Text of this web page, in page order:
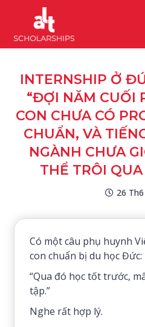
INTERNSHIP Ở
“ĐỢI NĂM CUỐI
CON CHƯA CÓ
CHUẨN, VÀ
NGÀNH CHƯA
THỂ TRÔI
26
Có một câu phụ huynh
con chuẩn bị du học Đức:
“Qua đó học tốt trước,
tập.”
Nghe rất hợp lý.